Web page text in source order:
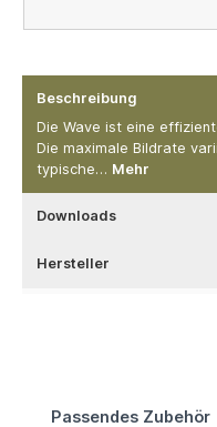
Beschreibung
Die Wave ist eine
Die maximale Bildrate
typische… Mehr
Downloads
Hersteller
Produktgalerie
Passendes Zubehör